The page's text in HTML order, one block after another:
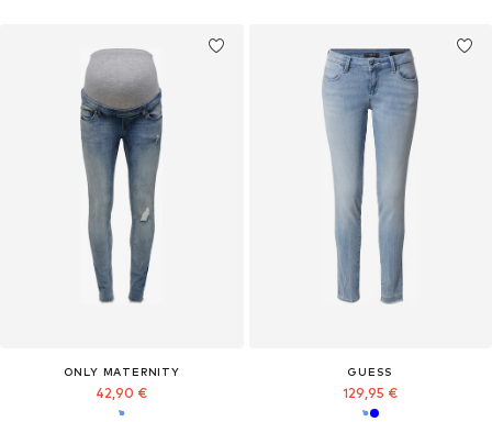
ONLY MATERNITY
42,90 €
GUESS
129,95 €